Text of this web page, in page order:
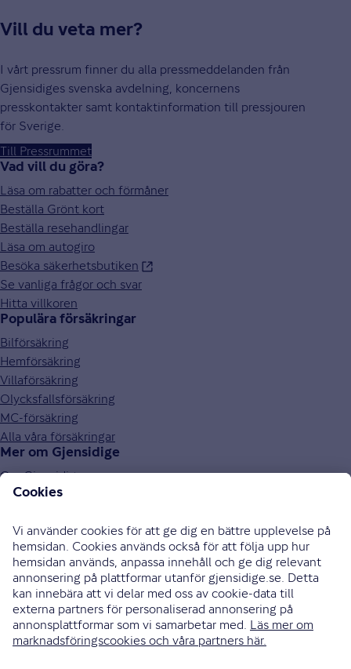
Vill du veta mer?
I vårt pressrum finner du alla pressmeddelanden från
Gjensidiges svenska avdelning, koncernens
presskontakter samt kontaktinformation till pressjouren
för Sverige.
Till Pressrummet
Vad vill du göra?
Läsa om rabatter och förmåner
Beställa Grönt kort
Beställa resehandlingar
Läsa om autogiro
Besöka säkerhetsbutiken
Se vanliga frågor och svar
Hitta villkoren
Populära försäkringar
Bilförsäkring
Hemförsäkring
Villaförsäkring
Olycksfallsförsäkring
MC-försäkring
Alla våra försäkringar
Mer om Gjensidige
Om Gjensidige
Jobba hos oss
Press och media
Investor relations
Samarbetspartners
0771-326 326
Bli uppringd
Skriv till oss
Instagram